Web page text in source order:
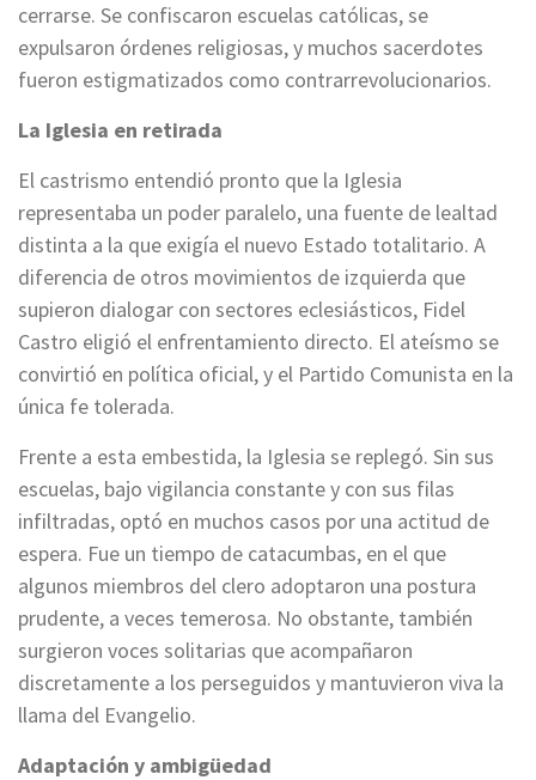
cerrarse. Se confiscaron escuelas católicas, se
expulsaron órdenes religiosas, y muchos sacerdotes
fueron estigmatizados como contrarrevolucionarios.
La Iglesia en retirada
El castrismo entendió pronto que la Iglesia
representaba un poder paralelo, una fuente de lealtad
distinta a la que exigía el nuevo Estado totalitario. A
diferencia de otros movimientos de izquierda que
supieron dialogar con sectores eclesiásticos, Fidel
Castro eligió el enfrentamiento directo. El ateísmo se
convirtió en política oficial, y el Partido Comunista en la
única fe tolerada.
Frente a esta embestida, la Iglesia se replegó. Sin sus
escuelas, bajo vigilancia constante y con sus filas
infiltradas, optó en muchos casos por una actitud de
espera. Fue un tiempo de catacumbas, en el que
algunos miembros del clero adoptaron una postura
prudente, a veces temerosa. No obstante, también
surgieron voces solitarias que acompañaron
discretamente a los perseguidos y mantuvieron viva la
llama del Evangelio.
Adaptación y ambigüedad